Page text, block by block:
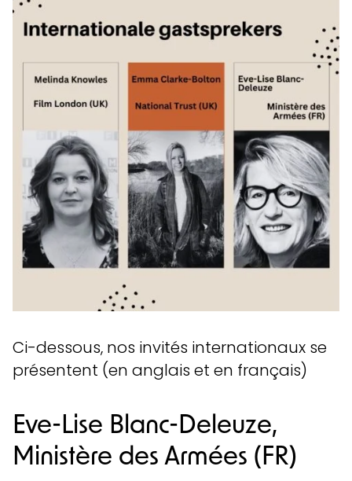
Ci-dessous, nos invités internationaux se
présentent (en anglais et en français)
Eve-Lise Blanc-Deleuze,
Ministère des Armées (FR)